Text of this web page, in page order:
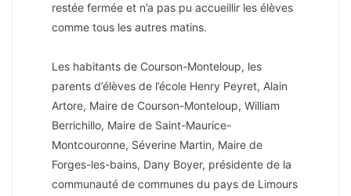
restée fermée et n’a pas pu accueillir les élèves
comme tous les autres matins.
Les habitants de Courson-Monteloup, les
parents d’élèves de l’école Henry Peyret, Alain
Artore, Maire de Courson-Monteloup, William
Berrichillo, Maire de Saint-Maurice-
Montcouronne, Séverine Martin, Maire de
Forges-les-bains, Dany Boyer, présidente de la
communauté de communes du pays de Limours